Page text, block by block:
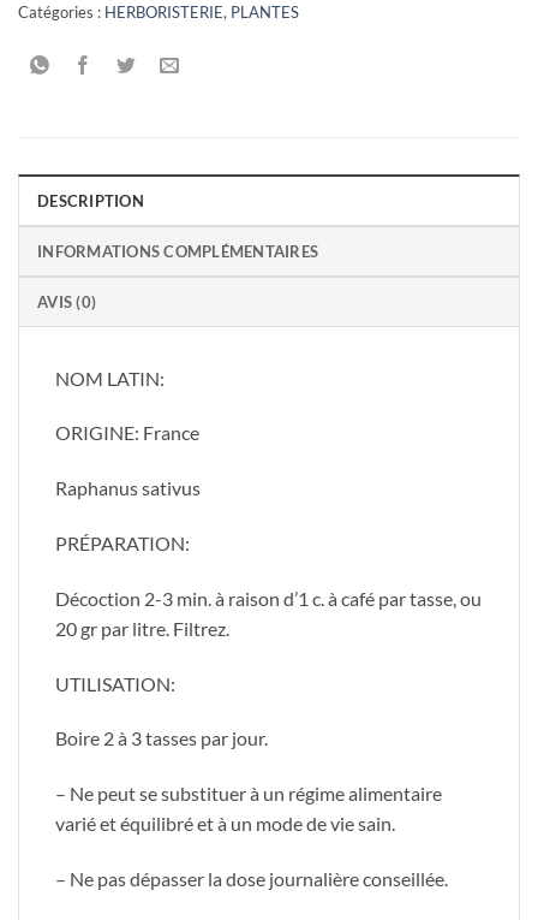
Catégories : HERBORISTERIE, PLANTES
DESCRIPTION
INFORMATIONS COMPLÉMENTAIRES
AVIS (0)
NOM LATIN:
ORIGINE: France
Raphanus sativus
PRÉPARATION:
Décoction 2-3 min. à raison d’1 c. à café par tasse, ou
20 gr par litre. Filtrez.
UTILISATION:
Boire 2 à 3 tasses par jour.
– Ne peut se substituer à un régime alimentaire
varié et équilibré et à un mode de vie sain.
– Ne pas dépasser la dose journalière conseillée.